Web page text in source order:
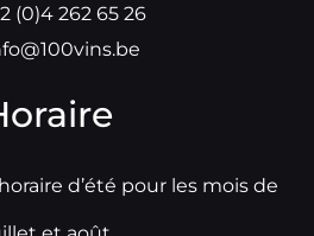
(0)4 262 65 26
d’été pour les mois de